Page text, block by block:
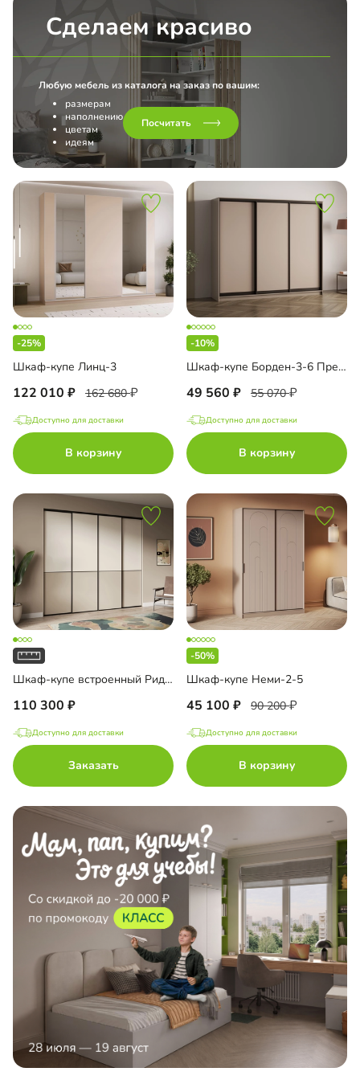
Сделаем красиво
Любую мебель из каталога на заказ по вашим:
размерам
наполнению
цветам
идеям
Посчитать
-25%
Шкаф-купе Линц-3
122 010 162 680
Доступно для доставки
В корзину
-10%
Шкаф-купе Борден-3-6 Премиум
49 560 55 070
Доступно для доставки
В корзину
Шкаф-купе встроенный Риден-4-1
110 300
Доступно для доставки
Заказать
-50%
Шкаф-купе Неми-2-5
45 100 90 200
Доступно для доставки
В корзину